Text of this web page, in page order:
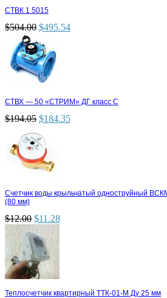
СТВК 1 5015
$504.00 $495.54
СТВХ — 50 «СТРИМ» ДГ класс С
$194.05 $184.35
Счетчик воды крыльчатый одноструйный
(80 мм)
$12.00 $11.28
Теплосчетчик квартирный ТТК-01-М Ду 25 мм